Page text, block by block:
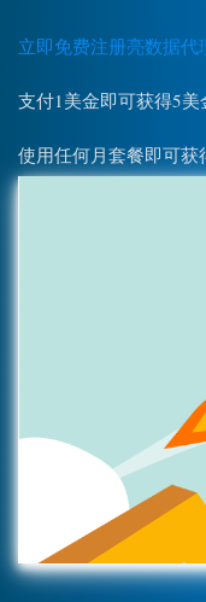
立即免费注册亮数据代
支付1美金即可获得5美
使用任何月套餐即可获